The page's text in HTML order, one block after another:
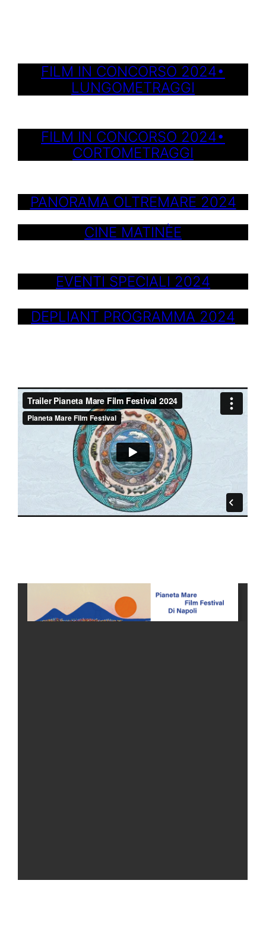
FILM IN CONCORSO 2024•
LUNGOMETRAGGI
FILM IN CONCORSO 2024•
CORTOMETRAGGI
PANORAMA OLTREMARE 2024
CINE MATINÈE
EVENTI SPECIALI 2024
DEPLIANT PROGRAMMA 2024